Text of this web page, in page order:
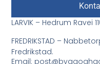
LARVIK – Hedrum Ravei
FREDRIKSTAD –
Fredrikstad.
Email: